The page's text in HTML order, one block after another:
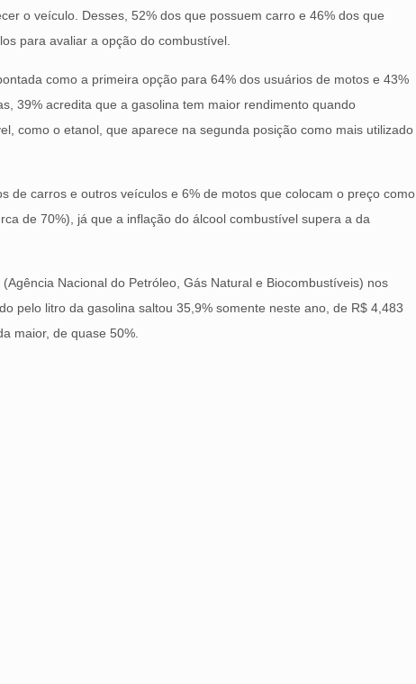
o veículo. Desses, 52% dos que possuem carro e 46% dos que
para avaliar a opção do combustível.
como a primeira opção para 64% dos usuários de motos e 43%
39% acredita que a gasolina tem maior rendimento quando
como o etanol, que aparece na segunda posição como mais utilizado
de carros e outros veículos e 6% de motos que colocam o preço como
de 70%), já que a inflação do álcool combustível supera a da
Nacional do Petróleo, Gás Natural e Biocombustíveis) nos
pelo litro da gasolina saltou 35,9% somente neste ano, de R$ 4,483
maior, de quase 50%.